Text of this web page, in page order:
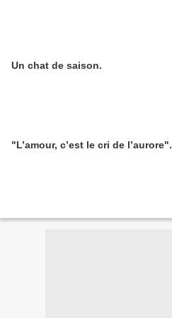
Un chat de saison.
"L’amour, c’est le cri de l’aurore".